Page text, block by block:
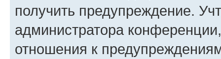
получить предупреждение.
администратора
отношения к